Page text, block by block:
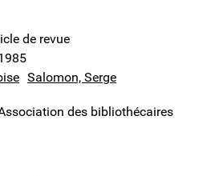
de revue
Salomon, Serge
des bibliothécaires